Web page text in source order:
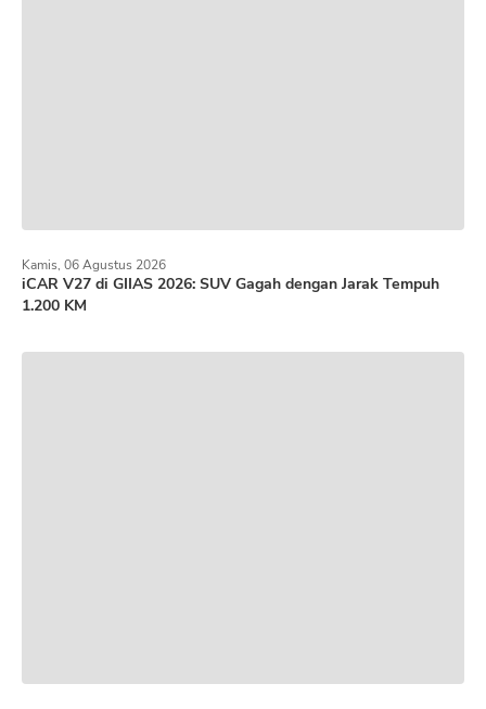
iCAR V27 di GIIAS 2026: SUV Gagah dengan Jarak Tempuh
1.200 KM
Kamis, 06 Agustus 2026